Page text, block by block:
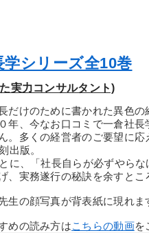
シリーズ全10巻
実力コンサルタント)
だけのために書かれた異色
、今なお口コミで一倉社長
。多くの経営者のご要望に応
出版。
、「社長自らが必ずやらな
、実務遂行の秘訣を余すとこ
生の顔写真が背表紙に現れま
めの読み方はこちらの動画を